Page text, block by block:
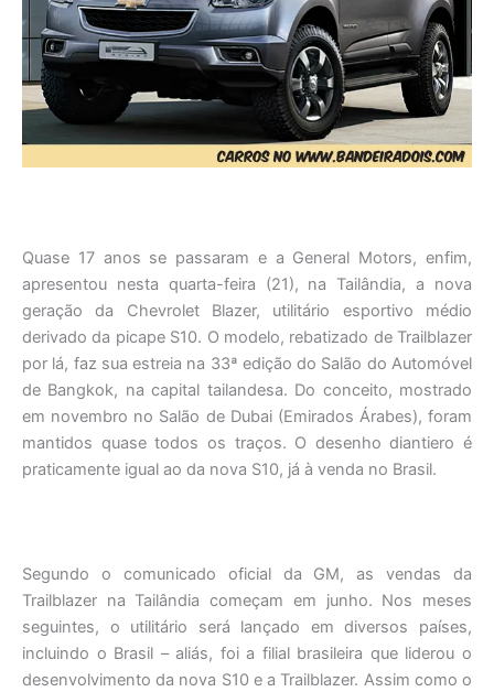
Quase 17 anos se passaram e a General Motors, enfim,
apresentou nesta quarta-feira (21), na Tailândia, a nova
geração da Chevrolet Blazer, utilitário esportivo médio
derivado da picape S10. O modelo, rebatizado de Trailblazer
por lá, faz sua estreia na 33ª edição do Salão do Automóvel
de Bangkok, na capital tailandesa. Do conceito, mostrado
em novembro no Salão de Dubai (Emirados Árabes), foram
mantidos quase todos os traços. O desenho diantiero é
praticamente igual ao da nova S10, já à venda no Brasil.
Segundo o comunicado oficial da GM, as vendas da
Trailblazer na Tailândia começam em junho. Nos meses
seguintes, o utilitário será lançado em diversos países,
incluindo o Brasil – aliás, foi a filial brasileira que liderou o
desenvolvimento da nova S10 e a Trailblazer. Assim como o